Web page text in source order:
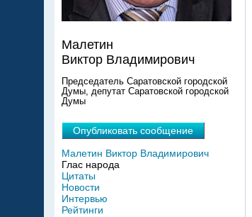
Малетин
Виктор Владимирович
Председатель Саратовской городской
Думы, депутат Саратовской городской
Думы
Опубликовать сообщение
Малетин Виктор Владимирович
Глас народа
Цитаты
Новости
Интервью
Рейтинги